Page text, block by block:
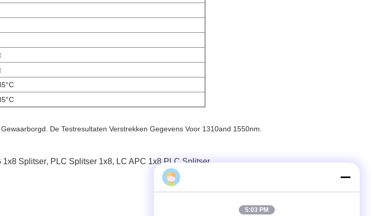
De Testresultaten Verstrekken Gegevens Voor 1310and 1550nm.
1x8 Splitser, PLC Splitser 1x8, LC APC 1x8 PLC Splitser
5:03 PM